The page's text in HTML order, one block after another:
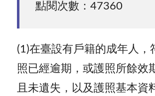
點閱次數：47360
(1)在臺設有戶籍的成年人，
照已經逾期，或護照所餘效
且未遺失，以及護照基本資